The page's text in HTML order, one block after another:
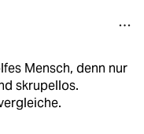
Mensch, denn nur
skrupellos.